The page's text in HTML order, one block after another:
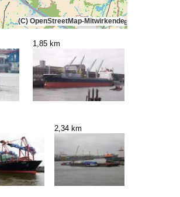
(C) OpenStreetMap-Mitwirkende
1,85 km
2,34 km